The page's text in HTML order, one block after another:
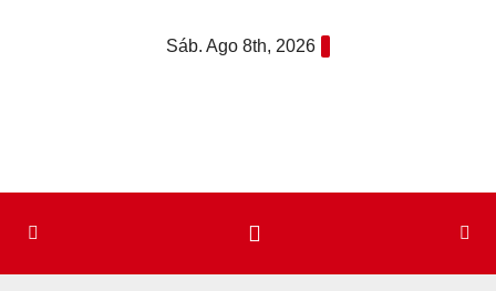
Sáb. Ago 8th, 2026